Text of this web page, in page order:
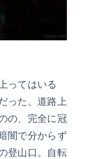
ってはいる
った。道路上
の、完全に冠
闇で分からず
登山口。自転